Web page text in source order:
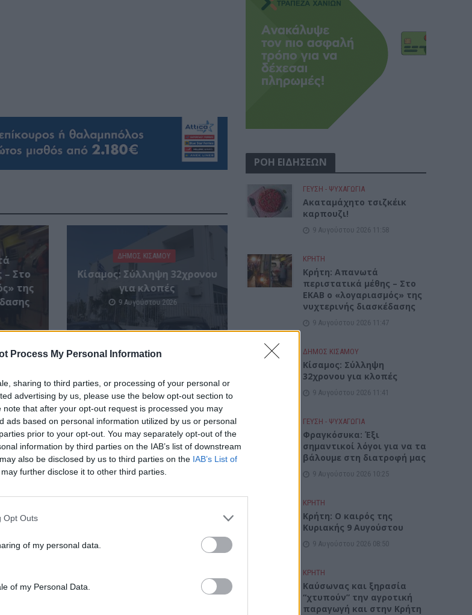
Process My Personal Information
sharing to third parties, or processing of your personal or
advertising by us, please use the below opt-out section to
that after your opt-out request is processed you may
ads based on personal information utilized by us or personal
prior to your opt-out. You may separately opt-out of the
information by third parties on the IAB’s list of downstream
also be disclosed by us to third parties on the IAB’s List of
further disclose it to other third parties.
Opt Outs
of my personal data.
of my Personal Data.
– Στο
της
ΔΉΜΟΣ ΚΙΣΆΜΟΥ
Κίσαμος: Σύλληψη 32χρονου
για κλοπές
9 Αυγούστου 2026
ΡΟΗ ΕΙΔΗΣΕΩΝ
ΓΕΎΣΗ - ΨΥΧΑΓΩΓΊΑ
Ακαταμάχητο τσιζκέικ
καρπουζι!
9 Αυγούστου 2026 11:58
ΚΡΗΤΗ
Κρήτη: Απανωτά
περιστατικά μέθης – Στο
ΕΚΑΒ ο «λογαριασμός» της
νυχτερινής διασκέδασης
9 Αυγούστου 2026 11:47
ΔΉΜΟΣ ΚΙΣΆΜΟΥ
Κίσαμος: Σύλληψη
32χρονου για κλοπές
9 Αυγούστου 2026 11:41
ΓΕΎΣΗ - ΨΥΧΑΓΩΓΊΑ
Φραγκόσυκα: Έξι
σημαντικοί λόγοι για να τα
βάλουμε στη διατροφή μας
9 Αυγούστου 2026 10:25
ΚΡΗΤΗ
Κρήτη: Ο καιρός της
Κυριακής 9 Αυγούστου
9 Αυγούστου 2026 08:50
ΚΡΗΤΗ
Καύσωνας και ξηρασία
“χτυπούν” την αγροτική
παραγωγή και στην Κρήτη